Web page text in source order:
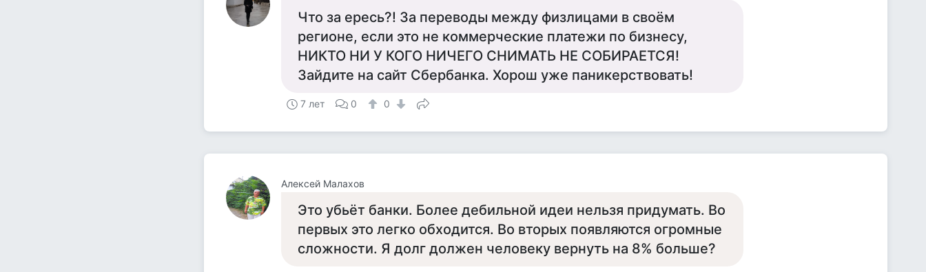
Что за ересь?! За переводы между физлицами в своём
регионе, если это не коммерческие платежи по бизнесу,
НИКТО НИ У КОГО НИЧЕГО СНИМАТЬ НЕ СОБИРАЕТСЯ!
Зайдите на сайт Сбербанка. Хорош уже паникерствовать!
7 лет 0 0
Алексей Малахов
Это убьёт банки. Более дебильной идеи нельзя придумать. Во
первых это легко обходится. Во вторых появляются огромные
сложности. Я долг должен человеку вернуть на 8% больше?